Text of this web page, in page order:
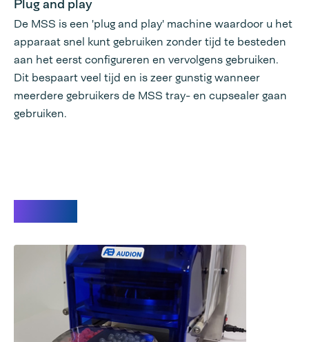
Plug and play
De MSS is een 'plug and play' machine waardoor u het
apparaat snel kunt gebruiken zonder tijd te besteden
aan het eerst configureren en vervolgens gebruiken.
Dit bespaart veel tijd en is zeer gunstig wanneer
meerdere gebruikers de MSS tray- en cupsealer gaan
gebruiken.